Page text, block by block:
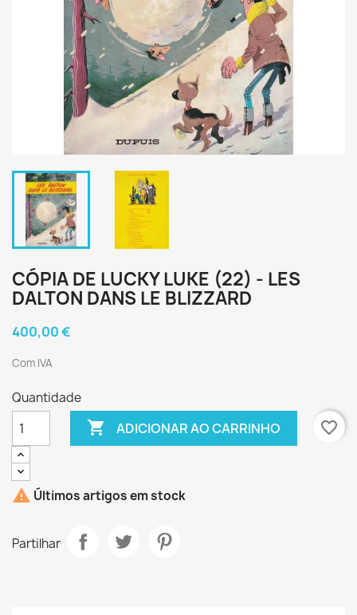
CÓPIA DE LUCKY LUKE (22) - LES
DALTON DANS LE BLIZZARD
400,00 €
Com IVA
Quantidade
 ADICIONAR AO CARRINHO favorite_border
 Últimos artigos em stock
Partilhar